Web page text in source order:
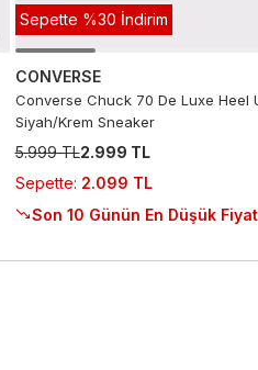
Sepette %30 İndirim
CONVERSE
Converse Chuck 70 De Luxe Heel
Siyah/Krem Sneaker
5.999 TL2.999 TL
Sepette: 2.099 TL
Son 10 Günün En Düşük